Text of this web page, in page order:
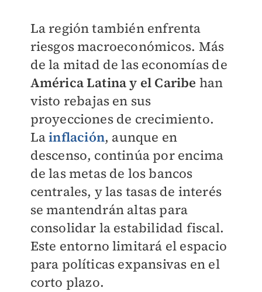
La región también enfrenta
riesgos macroeconómicos. Más
de la mitad de las economías de
América Latina y el Caribe han
visto rebajas en sus
proyecciones de crecimiento.
Lainflación, aunque en
descenso, continúa por encima
de las metas de los bancos
centrales, y las tasas de interés
se mantendrán altas para
consolidar la estabilidad fiscal.
Este entorno limitará el espacio
para políticas expansivas en el
corto plazo.